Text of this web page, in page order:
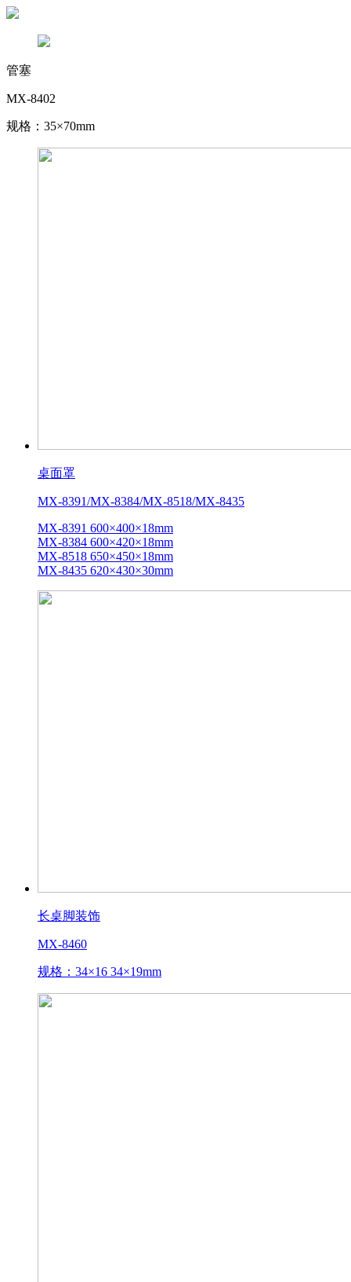
管塞
MX-8402
规格：35×70mm
桌面罩
MX-8391/MX-8384/MX-8518/MX-8435
MX-8391 600×400×18mm
MX-8384 600×420×18mm
MX-8518 650×450×18mm
MX-8435 620×430×30mm
长桌脚装饰
MX-8460
规格：34×16 34×19mm